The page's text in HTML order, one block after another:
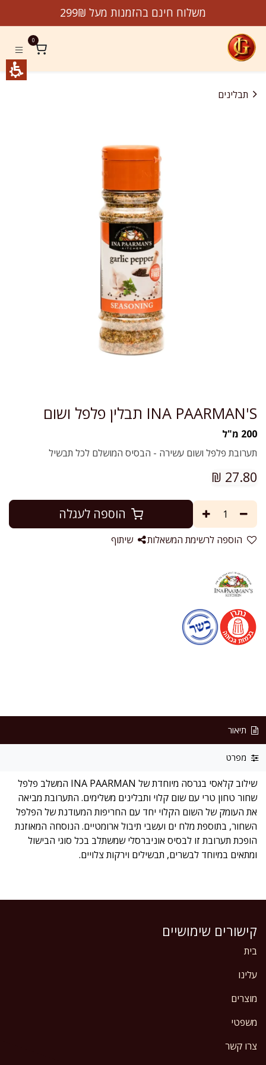
משלוח חינם בהזמנות מעל 299₪
0
תבלינים
INA PAARMAN'S תבלין פלפל ושום
200 מ"ל
תערובת פלפל ושום עשירה - הבסיס המושלם לכל תבשיל
27.80
₪
הוספה לעגלה
הוספה לרשימת המשאלות שיתוף
תיאור
מפרט
שילוב קלאסי בגרסה מיוחדת של INA PAARMAN המשלב פלפל
שחור טחון טרי עם שום קלוי ותבלינים משלימים. התערובת מביאה
את העומק של השום הקלוי יחד עם החריפות המעודנת של הפלפל
השחור, בתוספת מלח ים ועשבי תיבול ארומטיים. הנוסחה המאוזנת
הופכת תערובת זו לבסיס אוניברסלי שמשתלב בכל סוגי הבישול
ומתאים במיוחד לבשרים, תבשילים וירקות צלויים.
קישורים שימושיים
בית
עלינו
מוצרים
משפטי
צרו קשר